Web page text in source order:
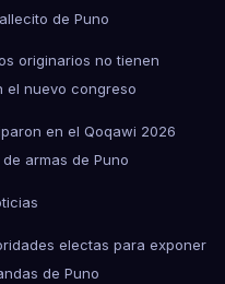
de Puno
originarios no tienen
el nuevo congreso
en el Qoqawi 2026
armas de Puno
electas para exponer
de Puno